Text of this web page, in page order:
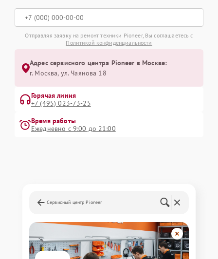
Отправляя заявку на ремонт техники Pioneer, Вы соглашаетесь с
Политикой конфиденциальности
Адрес сервисного центра Pioneer в Москве:
г. Москва, ул. Чаянова 18
Горячая линия
+7 (495) 023-73-25
Время работы
Ежедневно с 9:00 до 21:00
Сервисный центр Pioneer